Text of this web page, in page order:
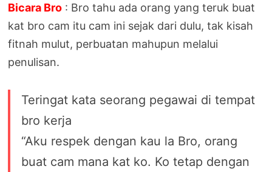
Bicara Bro : Bro tahu ada orang yang teruk buat
kat bro cam itu cam ini sejak dari dulu, tak kisah
fitnah mulut, perbuatan mahupun melalui
penulisan.
Teringat kata seorang pegawai di tempat
bro kerja
“Aku respek dengan kau la Bro, orang
buat cam mana kat ko. Ko tetap dengan